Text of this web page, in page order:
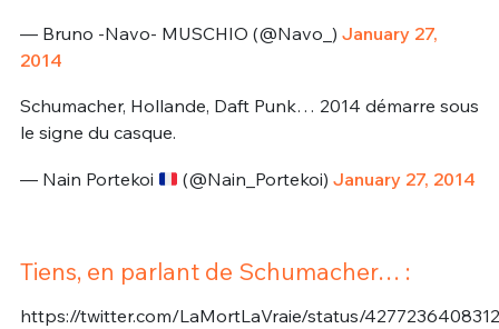
— Bruno -Navo- MUSCHIO (@Navo_) January 27,
2014
Schumacher, Hollande, Daft Punk… 2014 démarre sous
le signe du casque.
— Nain Portekoi (@Nain_Portekoi) January 27, 2014
Tiens, en parlant de Schumacher… :
https://twitter.com/LaMortLaVraie/status/